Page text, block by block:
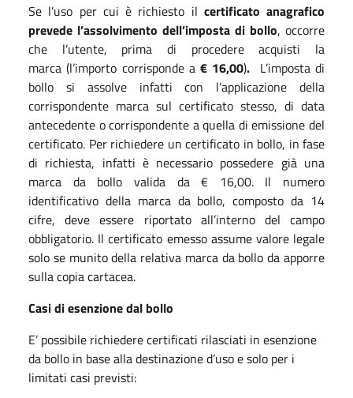
Se l’uso per cui è richiesto il certificato anagrafico
prevede l’assolvimento dell’imposta di bollo, occorre
che l’utente, prima di procedere acquisti la
marca (l’importo corrisponde a € 16,00). L’imposta di
bollo si assolve infatti con l’applicazione della
corrispondente marca sul certificato stesso, di data
antecedente o corrispondente a quella di emissione del
certificato. Per richiedere un certificato in bollo, in fase
di richiesta, infatti è necessario possedere già una
marca da bollo valida da € 16,00. Il numero
identificativo della marca da bollo, composto da 14
cifre, deve essere riportato all’interno del campo
obbligatorio. Il certificato emesso assume valore legale
solo se munito della relativa marca da bollo da apporre
sulla copia cartacea.
Casi di esenzione dal bollo
E’ possibile richiedere certificati rilasciati in esenzione
da bollo in base alla destinazione d’uso e solo per i
limitati casi previsti: